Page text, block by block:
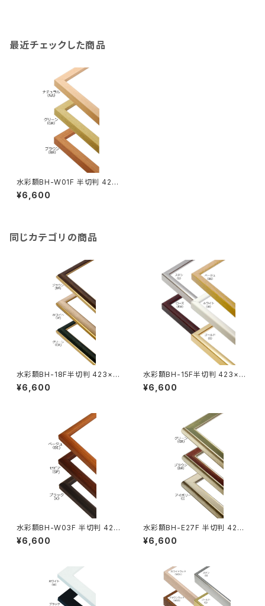
最近チェックした商品
水彩額BH-W01F 半切判 423
×545ミリ
¥6,600
同じカテゴリの商品
水彩額BH-18F半切判 423×5
45ミリ
¥6,600
水彩額BH-15F半切判 423×5
45ミリ
¥6,600
水彩額BH-W03F 半切判 423
×545ミリ
¥6,600
水彩額BH-E27F 半切判 423×
545ミリ
¥6,600